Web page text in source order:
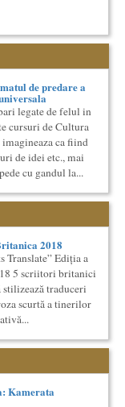
Universitatea
generala
nivel
complex de
a II-a (2018)
in Romania
universala:
intensiv si
literare ale
Este un
de predare a
legate de felul in
cursuri de Cultura
ca fiind
de idei etc., mai
cu gandul la...
2018
Translate” Ediția a
5 scriitori britanici
traduceri
scurtă a tinerilor
Kamerata